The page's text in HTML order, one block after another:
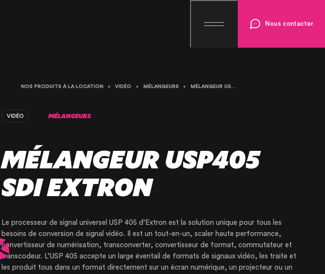
Nous contacter
NOS PRODUITS À LA LOCATION VIDÉO MÉLANGEURS MÉLANGEUR USP405 SDI EXTRON
VIDÉO MÉLANGEURS
MÉLANGEUR USP405
SDI EXTRON
Le processeur de signal universel USP 405 d’Extron est la solution unique pour tous les
besoins de conversion de signal vidéo. Il est un tout-en-un, scaler haute performance,
convertisseur de numérisation, transconverter, convertisseur de format, commutateur et
transcodeur. L’USP 405 accepte un large éventail de formats de signaux vidéo, les traite et
les produit tous dans un format directement sur un écran numérique, un projecteur ou un